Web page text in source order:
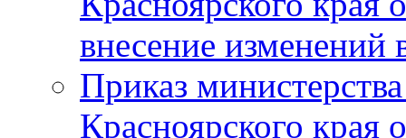
внесение изменений
Приказ
Красноярского